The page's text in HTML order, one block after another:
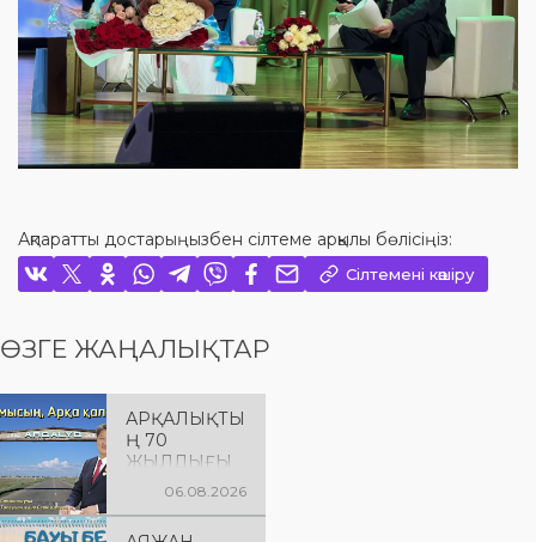
Ақпаратты достарыңызбен сілтеме арқылы бөлісіңіз:
Сілтемені көшіру
ӨЗГЕ ЖАҢАЛЫҚТАР
АРҚАЛЫҚТЫ
Ң 70
ЖЫЛДЫҒЫ
ҚҰТТЫ06.08.2026